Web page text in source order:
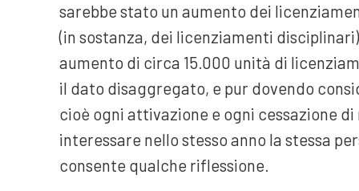
sarebbe stato un aumento dei
(in sostanza, dei licenziamenti
aumento di circa 15.000 unità di
il dato disaggregato, e pur dovendo
cioè ogni attivazione e ogni cessazione
interessare nello stesso anno la stessa
consente qualche riflessione.